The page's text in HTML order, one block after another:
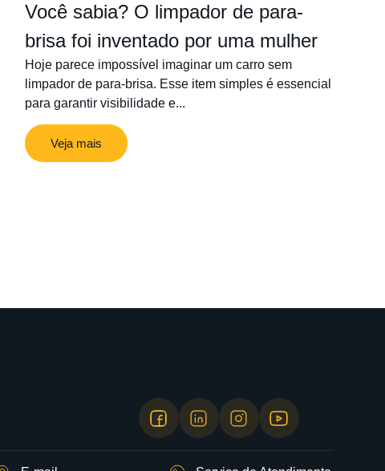
Você sabia? O limpador de para-
brisa foi inventado por uma mulher
Hoje parece impossível imaginar um carro sem
limpador de para-brisa. Esse item simples é essencial
para garantir visibilidade e...
Veja mais